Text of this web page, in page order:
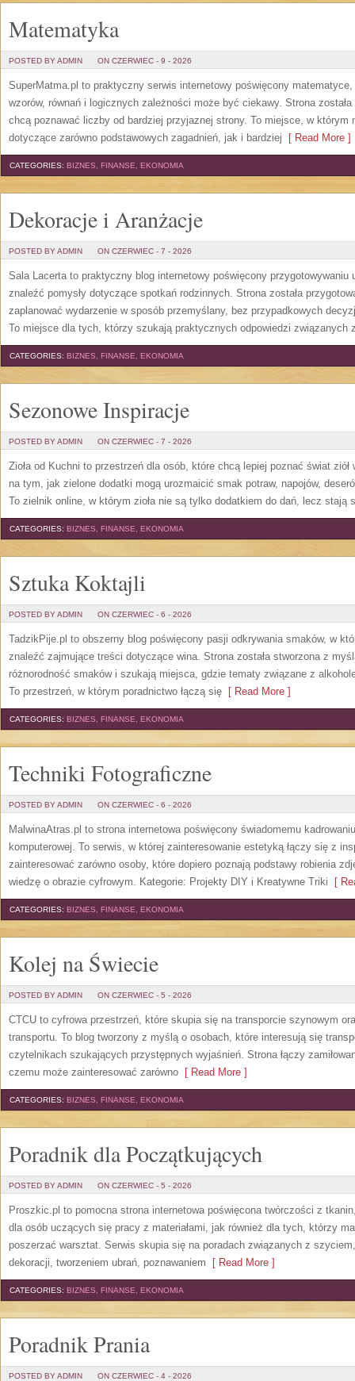
Matematyka
POSTED BY ADMIN ON CZERWIEC - 9 - 2026
SuperMatma.pl to praktyczny serwis internetowy poświęcony
wzorów, równań i logicznych zależności może być ciekawy. Strona
chcą poznawać liczby od bardziej przyjaznej strony. To miejsce, w którym
dotyczące zarówno podstawowych zagadnień, jak i bardziej [ Read More ]
CATEGORIES: BIZNES, FINANSE, EKONOMIA
Dekoracje i Aranżacje
POSTED BY ADMIN ON CZERWIEC - 7 - 2026
Sala Lacerta to praktyczny blog internetowy poświęcony
znaleźć pomysły dotyczące spotkań rodzinnych. Strona została
zaplanować wydarzenie w sposób przemyślany, bez przypadkowych
To miejsce dla tych, którzy szukają praktycznych odpowiedzi związanych
CATEGORIES: BIZNES, FINANSE, EKONOMIA
Sezonowe Inspiracje
POSTED BY ADMIN ON CZERWIEC - 7 - 2026
Zioła od Kuchni to przestrzeń dla osób, które chcą lepiej poznać świat
na tym, jak zielone dodatki mogą urozmaicić smak potraw, napojów,
To zielnik online, w którym zioła nie są tylko dodatkiem do dań, lecz stają
CATEGORIES: BIZNES, FINANSE, EKONOMIA
Sztuka Koktajli
POSTED BY ADMIN ON CZERWIEC - 6 - 2026
TadzikPije.pl to obszerny blog poświęcony pasji odkrywania smaków, w
znaleźć zajmujące treści dotyczące wina. Strona została stworzona z
różnorodność smaków i szukają miejsca, gdzie tematy związane z
To przestrzeń, w którym poradnictwo łączą się [ Read More ]
CATEGORIES: BIZNES, FINANSE, EKONOMIA
Techniki Fotograficzne
POSTED BY ADMIN ON CZERWIEC - 6 - 2026
MalwinaAtras.pl to strona internetowa poświęcony świadomemu
komputerowej. To serwis, w której zainteresowanie estetyką łączy się z
zainteresować zarówno osoby, które dopiero poznają podstawy robienia
wiedzę o obrazie cyfrowym. Kategorie: Projekty DIY i Kreatywne Triki [
CATEGORIES: BIZNES, FINANSE, EKONOMIA
Kolej na Świecie
POSTED BY ADMIN ON CZERWIEC - 5 - 2026
CTCU to cyfrowa przestrzeń, które skupia się na transporcie szynowym
transportu. To blog tworzony z myślą o osobach, które interesują się
czytelnikach szukających przystępnych wyjaśnień. Strona łączy
czemu może zainteresować zarówno [ Read More ]
CATEGORIES: BIZNES, FINANSE, EKONOMIA
Poradnik dla Początkujących
POSTED BY ADMIN ON CZERWIEC - 5 - 2026
Proszkic.pl to pomocna strona internetowa poświęcona twórczości z
dla osób uczących się pracy z materiałami, jak również dla tych, którzy
poszerzać warsztat. Serwis skupia się na poradach związanych z
dekoracji, tworzeniem ubrań, poznawaniem [ Read More ]
CATEGORIES: BIZNES, FINANSE, EKONOMIA
Poradnik Prania
POSTED BY ADMIN ON CZERWIEC - 4 - 2026